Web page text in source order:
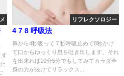
す
リフレクソロジー
4 7 8 呼吸法
鼻から4秒吸って７秒呼吸止めて8秒かけ
て口からゆっくり息を吐き出します。それ
を出来れば10分5分でもしてみてカラダ全
身の力が抜けてリラックス...